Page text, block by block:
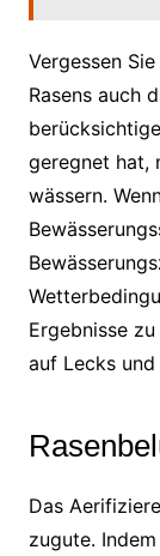
Vergessen
Rasens auch
geregnet hat,
wässern.
Ergebnisse
auf Lecks
Das
zugute.